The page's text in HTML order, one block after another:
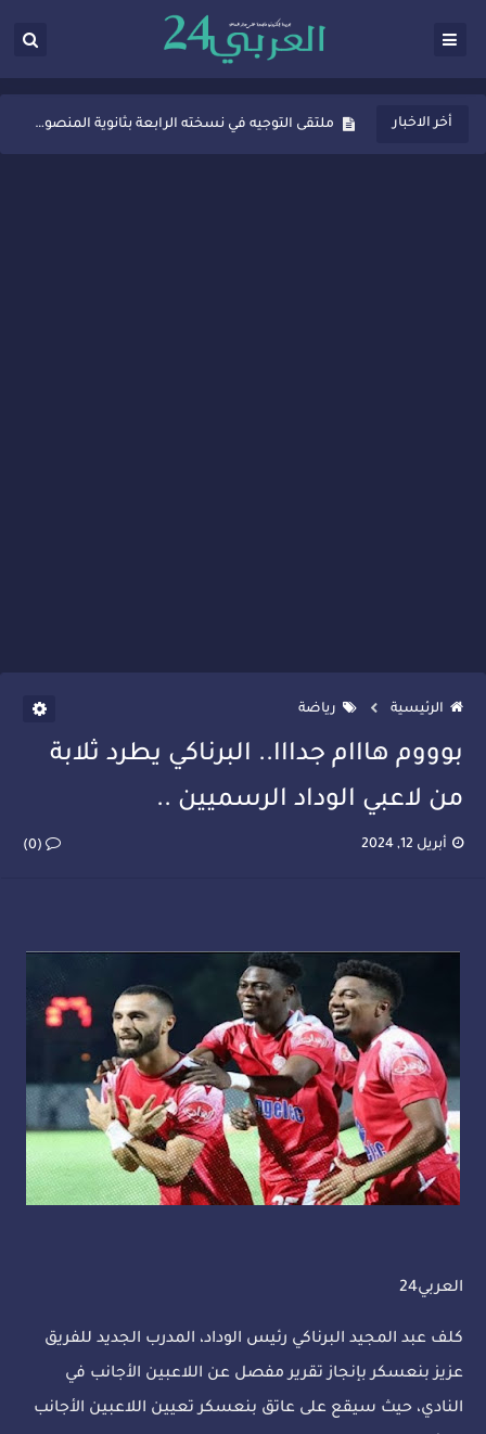
أخر الاخبار
ثانوية المنصور الذهبي بسيدي قاسم تُعزّز ثقافة التوجيه المدرسي بمبادرة نوعية تجمع بين التفاعل والتكريم
ملتقى التوجيه في نسخته الرابعة بثانوية المنصور الذهبي بسيدي قاسم
الرئيسية رياضة
بوووم هااام جدااا.. البرناكي يطرد ثلابة
من لاعبي الوداد الرسميين ..
أبريل 12, 2024 (0)
العربي24
كلف عبد المجيد البرناكي رئيس الوداد، المدرب الجديد للفريق
عزيز بنعسكر بإنجاز تقرير مفصل عن اللاعبين الأجانب في
النادي، حيث سيقع على عاتق بنعسكر تعيين اللاعبين الأجانب